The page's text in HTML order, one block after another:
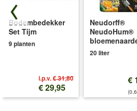
Bodembedekker
Set Tijm
9 planten
i.p.v.€ 31,80
€ 29,95
Neudorff®
NeudoHum®
20 liter
€